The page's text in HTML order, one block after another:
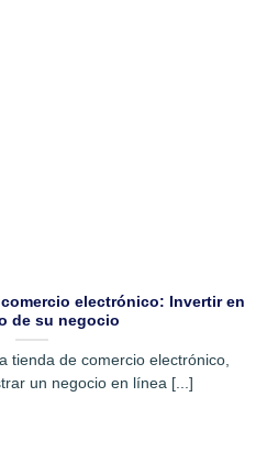
electrónico: Invertir en
de su negocio
tienda de comercio electrónico,
un negocio en línea [...]